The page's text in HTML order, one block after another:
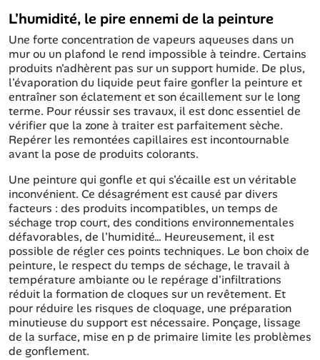
L'humidité, le pire ennemi de la peinture
Une forte concentration de vapeurs aqueuses dans un
mur ou un plafond le rend impossible à teindre. Certains
produits n'adhèrent pas sur un support humide. De plus,
l'évaporation du liquide peut faire gonfler la peinture et
entraîner son éclatement et son écaillement sur le long
terme. Pour réussir ses travaux, il est donc essentiel de
vérifier que la zone à traiter est parfaitement sèche.
Repérer les remontées capillaires est incontournable
avant la pose de produits colorants.
Une peinture qui gonfle et qui s'écaille est un véritable
inconvénient. Ce désagrément est causé par divers
facteurs : des produits incompatibles, un temps de
séchage trop court, des conditions environnementales
défavorables, de l'humidité… Heureusement, il est
possible de régler ces points techniques. Le bon choix de
peinture, le respect du temps de séchage, le travail à
température ambiante ou le repérage d'infiltrations
réduit la formation de cloques sur un revêtement. Et
pour réduire les risques de cloquage, une préparation
minutieuse du support est nécessaire. Ponçage, lissage
de la surface, mise en p de primaire limite les problèmes
de gonflement.